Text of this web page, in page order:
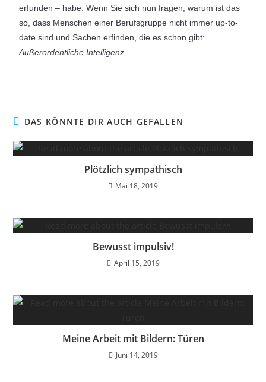
erfunden – habe. Wenn Sie sich nun fragen, warum ist das
so, dass Menschen einer Berufsgruppe nicht immer up-to-
date sind und Sachen erfinden, die es schon gibt:
Außerordentliche Intelligenz
DAS KÖNNTE DIR AUCH GEFALLEN
Plötzlich sympathisch
Mai 18, 2019
Bewusst impulsiv!
April 15, 2019
Meine Arbeit mit Bildern: Türen
Juni 14, 2019